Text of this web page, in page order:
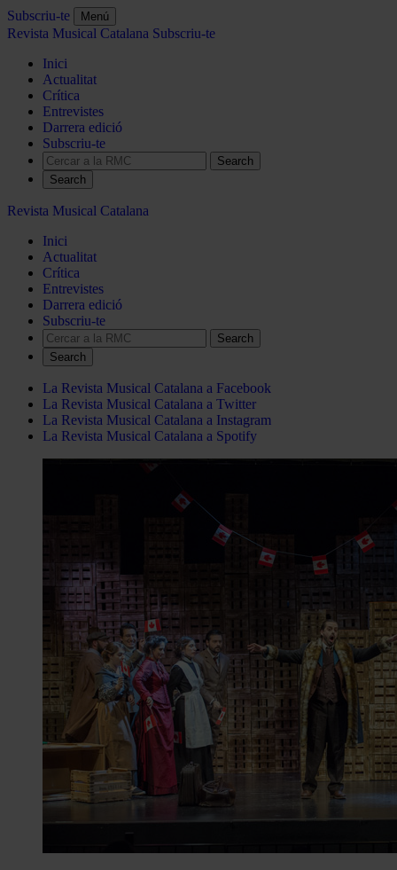
Subscriu-te Menú
Revista Musical Catalana Subscriu-te
Inici
Actualitat
Crítica
Entrevistes
Darrera edició
Subscriu-te
Search
Revista Musical Catalana
Inici
Actualitat
Crítica
Entrevistes
Darrera edició
Subscriu-te
Search
La Revista Musical Catalana a Facebook
La Revista Musical Catalana a Twitter
La Revista Musical Catalana a Instagram
La Revista Musical Catalana a Spotify